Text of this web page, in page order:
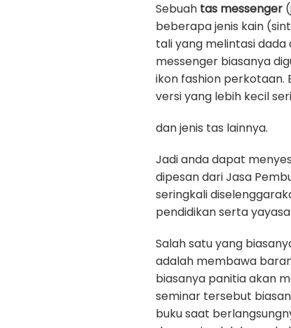
Sebuah tas messenger
beberapa jenis kain
tali yang melintasi
messenger biasanya
ikon fashion perkotaan.
versi yang lebih kecil
dan jenis tas lainnya.
Jadi anda dapat
dipesan dari Jasa
seringkali
pendidikan serta
Salah satu yang
adalah membawa
biasanya panitia akan
seminar tersebut
buku saat